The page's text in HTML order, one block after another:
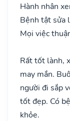
Hành nhân
Bệnh tật sửa
Mọi việc
Rất tốt lành,
may mắn.
người đi sắp
tốt đẹp. Có
khỏe.